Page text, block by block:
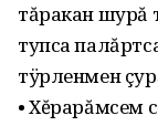
тăракан шурă
тупса
тÿрленмен
• Хĕрарăмсем